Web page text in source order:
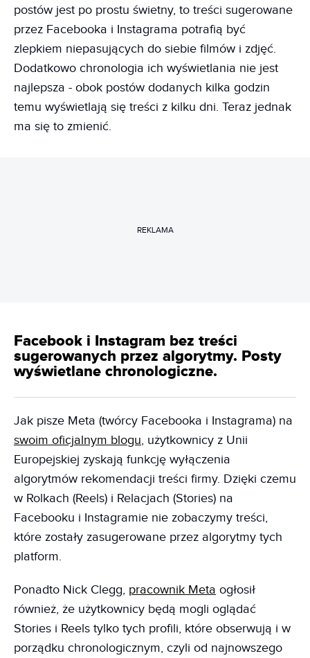
postów jest po prostu świetny, to treści sugerowane
przez Facebooka i Instagrama potrafią być
zlepkiem niepasujących do siebie filmów i zdjęć.
Dodatkowo chronologia ich wyświetlania nie jest
najlepsza - obok postów dodanych kilka godzin
temu wyświetlają się treści z kilku dni. Teraz jednak
ma się to zmienić.
REKLAMA
Facebook i Instagram bez treści
sugerowanych przez algorytmy. Posty
wyświetlane chronologiczne.
Jak pisze Meta (twórcy Facebooka i Instagrama) na
swoim oficjalnym blogu, użytkownicy z Unii
Europejskiej zyskają funkcję wyłączenia
algorytmów rekomendacji treści firmy. Dzięki czemu
w Rolkach (Reels) i Relacjach (Stories) na
Facebooku i Instagramie nie zobaczymy treści,
które zostały zasugerowane przez algorytmy tych
platform.
Ponadto Nick Clegg, pracownik Meta ogłosił
również, że użytkownicy będą mogli oglądać
Stories i Reels tylko tych profili, które obserwują i w
porządku chronologicznym, czyli od najnowszego